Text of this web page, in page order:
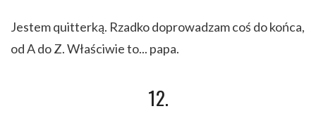
Jestem quitterką. Rzadko doprowadzam coś do końca,
od A do Z. Właściwie to... papa.
12.